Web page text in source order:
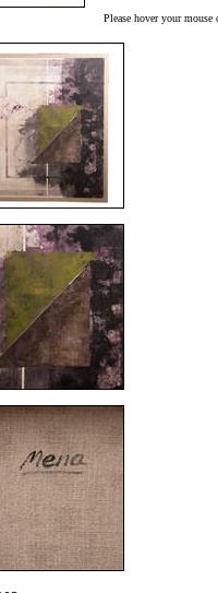
Please hover your